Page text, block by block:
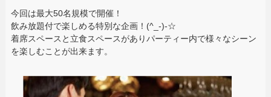
今回は最大50名規模で開催！
飲み放題付で楽しめる特別な企画！(^_-)-☆
着席スペースと立食スペースがありパーティー内で様々なシーン
を楽しむことが出来ます。